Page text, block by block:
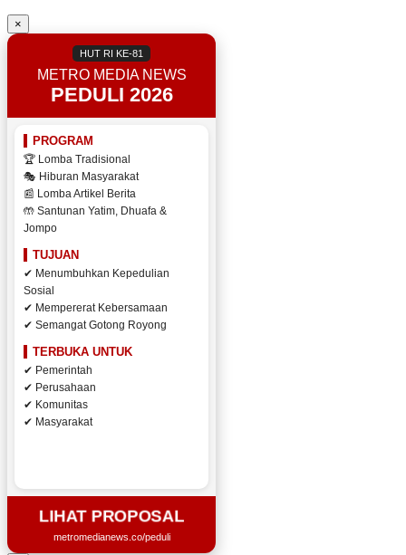
×
HUT RI KE-81
METRO MEDIA NEWS
PEDULI 2026
PROGRAM
🏆 Lomba Tradisional
🎭 Hiburan Masyarakat
📰 Lomba Artikel Berita
🤲 Santunan Yatim, Dhuafa &
Jompo
TUJUAN
✔ Menumbuhkan Kepedulian
Sosial
✔ Mempererat Kebersamaan
✔ Semangat Gotong Royong
TERBUKA UNTUK
✔ Pemerintah
✔ Perusahaan
✔ Komunitas
✔ Masyarakat
LIHAT PROPOSAL
metromedianews.co/peduli